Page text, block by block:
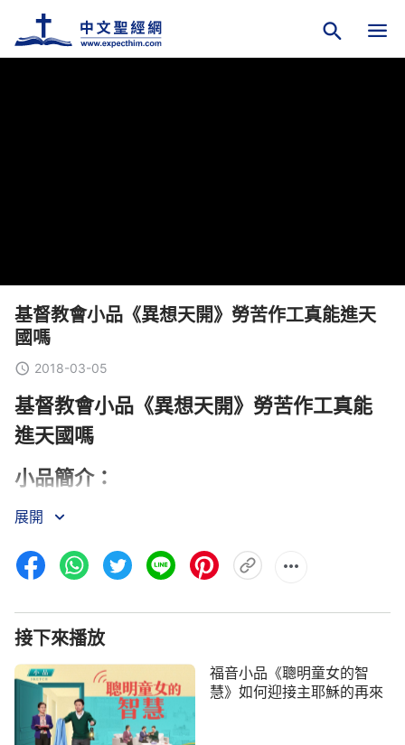
基督教會小品《異想天開》勞苦作工​​真能進天
國嗎
2018-03-05
基督教會小品《異想天開》勞苦作工真能
進天國嗎
小品簡介：
一位披著羊皮大衣的宗教牧師，一位誠實善良的
主內妻子，一位喜愛真理、有分辨的虔誠
人聚集出演了一場幽默詼諧的小品劇。「勞苦作工真
與牧師間的精彩辯論，實在發人反省深思……
展開
接下來播放
福音小品《聰明童女的智
慧》如何迎接主耶穌的再來